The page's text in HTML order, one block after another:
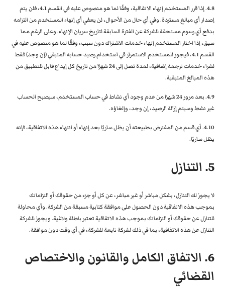
4.8. إذا قرر المستخدم إنهاء الاتفاقية، وفقًا لما هو منصوص عليه في القسم 4.1، فلن يتم
إصدار أي مبالغ مستردة. وفي أي حال من الأحوال، لن يعفي أي إنهاء المستخدم من التزامه
بدفع أي رسوم مستحقة للشركة عن الفترة السابقة لتاريخ سريان الإنهاء. وعلى الرغم مما
سبق، إذا اختار المستخدم إنهاء خدمات الاشتراك دون سبب، وفقًا لما هو منصوص عليه في
القسم 4.1، فيجوز للمستخدم الاستمرار في استخدام رصيد حسابه المتبقي (إن وجد) فقط
لشراء خدمات ترجمة إضافية، لمدة تصل إلى 24 شهرًا من تاريخ كل إيداع قابل للتطبيق من
هذه المبالغ المتبقية.
4.9. بعد مرور 24 شهرًا من عدم وجود أي نشاط في حساب المستخدم، سيصبح الحساب
غير نشط وسيتم إزالة الرصيد، إن وجد، وإلغاؤه.
4.10. أي قسم من المفترض بطبيعته أن يظل ساريًا بعد إنهاء أو انتهاء هذه الاتفاقية، فإنه
يظل ساريًا.
5. التنازل
لا يجوز لك التنازل، بشكل مباشر أو غير مباشر، عن كل أو جزء من حقوقك أو التزاماتك
بموجب هذه الاتفاقية دون الحصول على موافقة كتابية مسبقة من الشركة. وأي محاولة
للتنازل عن حقوقك أو التزاماتك بموجب هذه الاتفاقية تعتبر باطلة ولاغية. ويجوز للشركة
التنازل عن هذه الاتفاقية، بما في ذلك لشركة تابعة للشركة، في أي وقت دون موافقة.
6. الاتفاق الكامل والقانون والاختصاص
القضائي